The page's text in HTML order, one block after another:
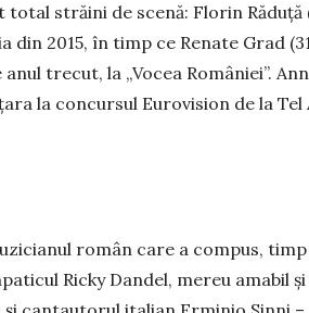
străini de scenă: Florin Răduță
din 2015, în timp ce Renate Grad
trecut, la „Vocea Româ­niei”.
la concursul Eurovision de la Tel
român care a compus,
Ricky Dandel, mereu amabil